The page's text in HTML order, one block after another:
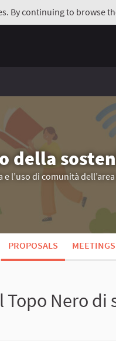
By continuing to browse
della
l’uso di comunità dell’area
PROPOSALS MEETINGS
Topo Nero di